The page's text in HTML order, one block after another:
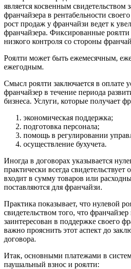
является косвенным свидетельством
франчайзера в рентабельности
рост продаж у франчайзи ведет к
франчайзера. Фиксированные роялти
низкого контроля со стороны
Роялти может быть ежемесячным,
ежегодным.
Смысл роялти заключается в оплате
франчайзер в течение периода
бизнеса. Услуги, которые получает
экономическая поддержка;
подготовка персонала;
помощь в регулировании
осуществление бухучета.
Иногда в договорах указывается
практически всегда
входит в сумму товаров или
поставляются для франчайзи.
Практика показывает, что нулевой
свидетельством того, что
заинтересован в поддержке своего
важно прояснить этот аспект до
договора.
Итак, основными платежами в
паушальный взнос и роялти: